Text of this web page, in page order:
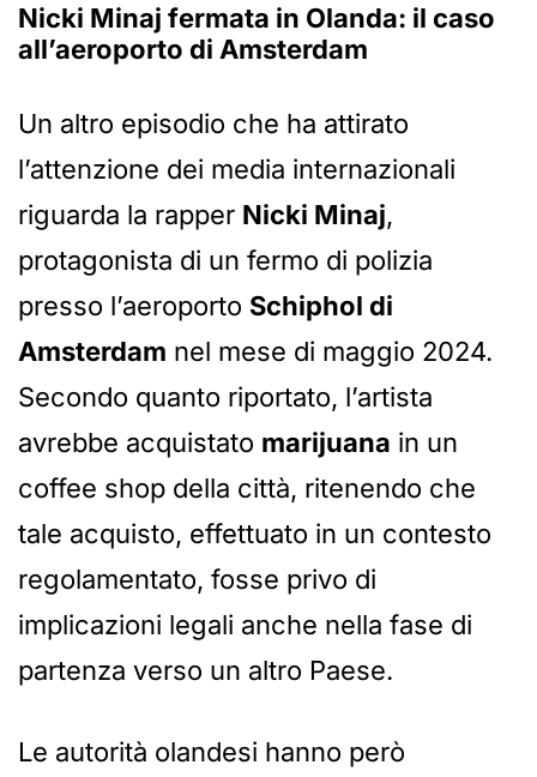
Nicki Minaj fermata in Olanda: il caso
all’aeroporto di Amsterdam
Un altro episodio che ha attirato
l’attenzione dei media internazionali
riguarda la rapper Nicki Minaj,
protagonista di un fermo di polizia
presso l’aeroporto Schiphol di
Amsterdam nel mese di maggio 2024.
Secondo quanto riportato, l’artista
avrebbe acquistato marijuana in un
coffee shop della città, ritenendo che
tale acquisto, effettuato in un contesto
regolamentato, fosse privo di
implicazioni legali anche nella fase di
partenza verso un altro Paese.
Le autorità olandesi hanno però